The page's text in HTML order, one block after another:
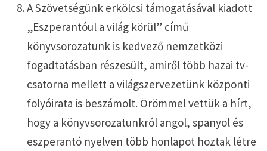
A Szövetségünk erkölcsi támogatásával kiadott
„Eszperantóul a világ körül” című
könyvsorozatunk is kedvező nemzetközi
fogadtatásban részesült, amiről több hazai tv-
csatorna mellett a világszervezetünk központi
folyóirata is beszámolt. Örömmel vettük a hírt,
hogy a könyvsorozatunkról angol, spanyol és
eszperantó nyelven több honlapot hoztak létre